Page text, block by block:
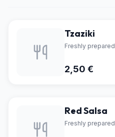
Tzaziki
Freshly prepared
2,50 €
Red Salsa
Freshly prepared